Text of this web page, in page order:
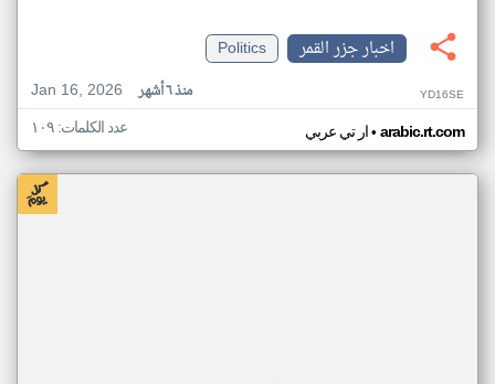
اخبار جزر القمر
Politics
Jan 16, 2026
منذ ٦ أشهر YD16SE
ار تي عربي• arabic.rt.com عدد الكلمات: ١٠٩